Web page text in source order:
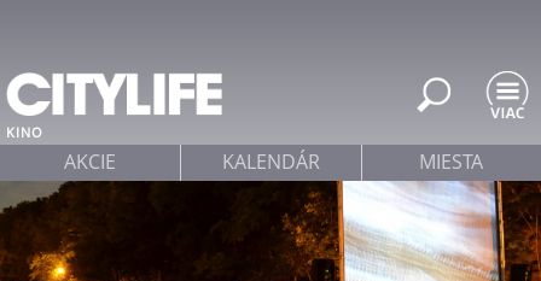
KINO
AKCIE KALENDÁR MIESTA